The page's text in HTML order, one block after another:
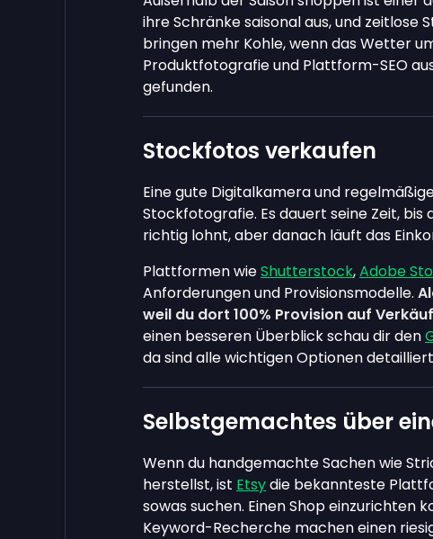
ihre Schränke saisonal aus, und zeitlose
bringen mehr Kohle, wenn das Wetter
Produktfotografie und Plattform-SEO
gefunden.
Stockfotos verkaufen
Eine gute Digitalkamera und
Stockfotografie. Es dauert seine Zeit,
richtig lohnt, aber danach läuft das
Plattformen wieShutterstock,Adobe
Anforderungen und Provisionsmodelle.
weil du dort 100% Provision auf
einen besseren Überblick schau dir den
da sind alle wichtigen Optionen
Selbstgemachtes über
Wenn du handgemachte Sachen wie
herstellst, ist Etsydie bekannteste
sowas suchen. Einen Shop einzurichten
Keyword-Recherche machen einen